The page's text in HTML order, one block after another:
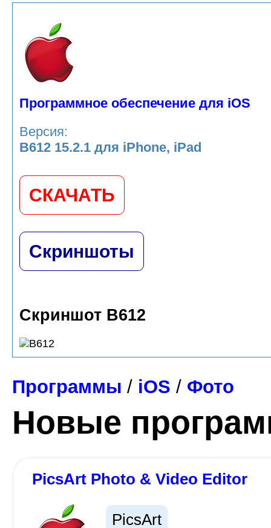
Программное обеспечение для iOS
Версия:
B612 15.2.1 для iPhone, iPad
СКАЧАТЬ
Скриншоты
Скриншот B612
Программы / iOS / Фото
Новые
PicsArt Photo & Video Editor
PicsArt